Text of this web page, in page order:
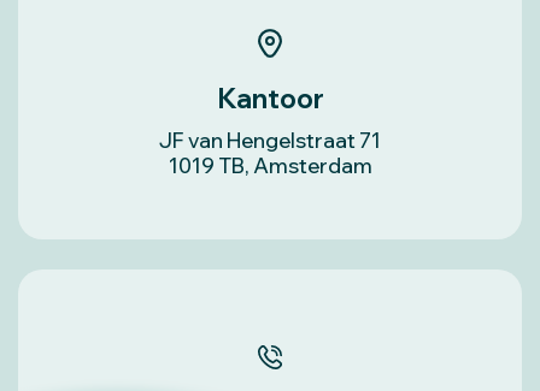
Kantoor
JF van Hengelstraat 71
1019 TB, Amsterdam